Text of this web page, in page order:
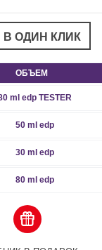
ОБЪЕМ
ml edp TESTER
50 ml edp
30 ml edp
80 ml edp